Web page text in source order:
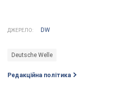
ДЖЕРЕЛО: DW
Deutsche Welle
Редакційна політика